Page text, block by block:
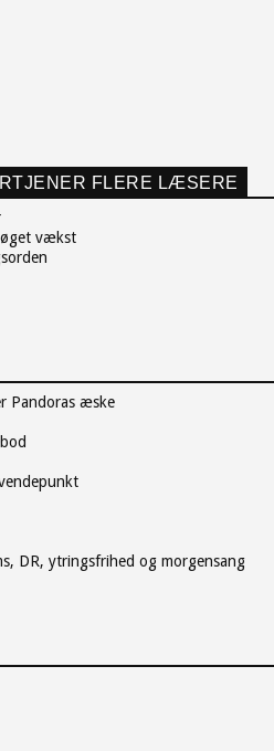
FLERE LÆSERE
øget vækst
Pandoras æske
DR, ytringsfrihed og morgensang